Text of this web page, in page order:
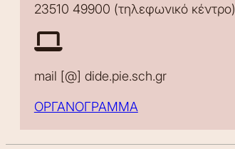
23510 49900 (τηλεφωνικό κέντρο)
mail [@] dide.pie.sch.gr
ΟΡΓΑΝΟΓΡΑΜΜΑ